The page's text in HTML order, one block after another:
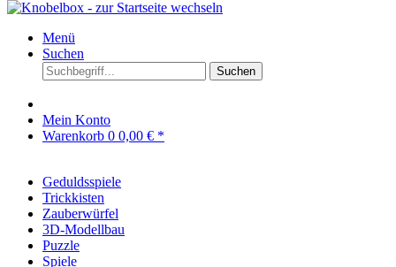
Menü
Suchen
Suchen
Mein Konto
Warenkorb 0 0,00 € *
Geduldsspiele
Trickkisten
Zauberwürfel
3D-Modellbau
Puzzle
Spiele